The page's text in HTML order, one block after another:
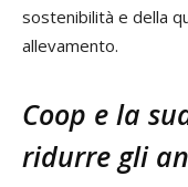
sostenibilità e della
allevamento.
Coop e la
ridurre gli